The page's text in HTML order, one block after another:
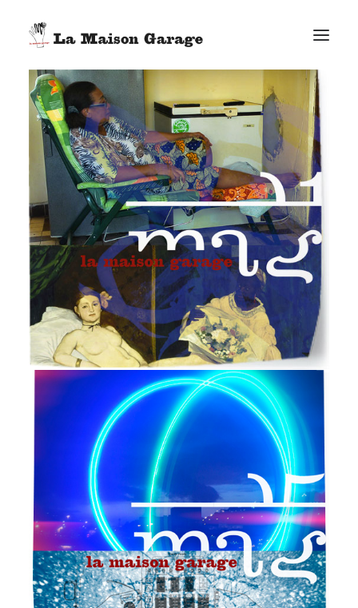
ACCUEIL
LES ACTUS
LES PRODUCTIONS
L’ÉPICERIE
G. ELIE-DIT-COSAQUE
LE MAG
BONUS
FACEBOOK
VIMEO
E-MAIL
À PROPOS